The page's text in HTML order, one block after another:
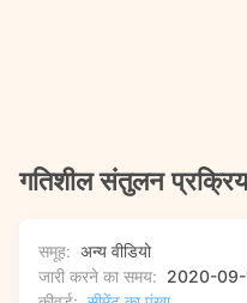
गतिशील संतुलन
समूह: अन्य वीडियो
जारी करने का समय: 2020-